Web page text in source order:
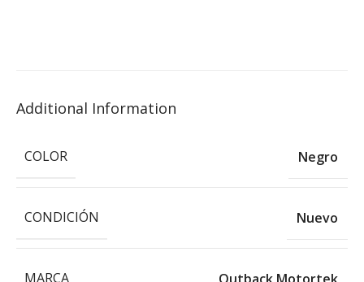
Additional Information
COLOR Negro
CONDICIÓN Nuevo
MARCA